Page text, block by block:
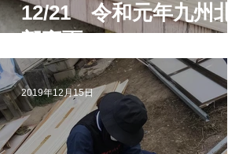
12/21 令和元年九州北
部豪雨
2019年12月15日